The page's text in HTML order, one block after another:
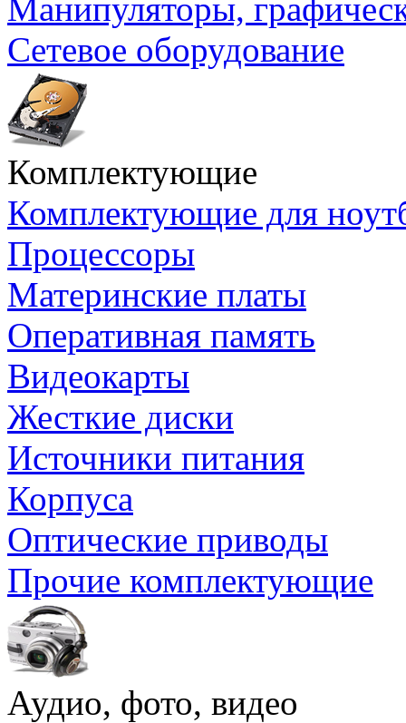
Манипуляторы,
Сетевое оборудование
Комплектующие
Комплектующие для
Процессоры
Материнские платы
Оперативная память
Видеокарты
Жесткие диски
Источники питания
Корпуса
Оптические приводы
Прочие комплектующие
Аудио, фото, видео